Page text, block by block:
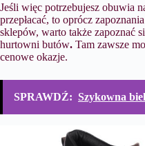
Jeśli więc potrzebujesz obuwia
przepłacać, to oprócz
sklepów, warto także zapoznać
hurtowni butów. Tam zawsze
cenowe okazje.
SPRAWDŹ: Szykowna